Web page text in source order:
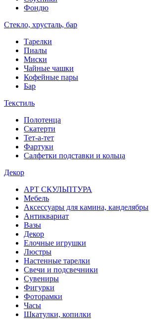
Фондю
Стекло, хрусталь, бар
Тарелки
Пиалы
Миски
Чайные чашки
Кофейные пары
Бар
Текстиль
Полотенца
Скатерти
Тет-а-тет
Фартуки
Салфетки подставки и кольца
Декор
АРТ СКУЛЬПТУРА
Мебель
Аксессуары для камина, канделябры
Антиквариат
Вазы
Декор
Елочные игрушки
Люстры
Настенные тарелки
Свечи и подсвечники
Сувениры
Фигурки
Фоторамки
Часы
Шкатулки, копилки